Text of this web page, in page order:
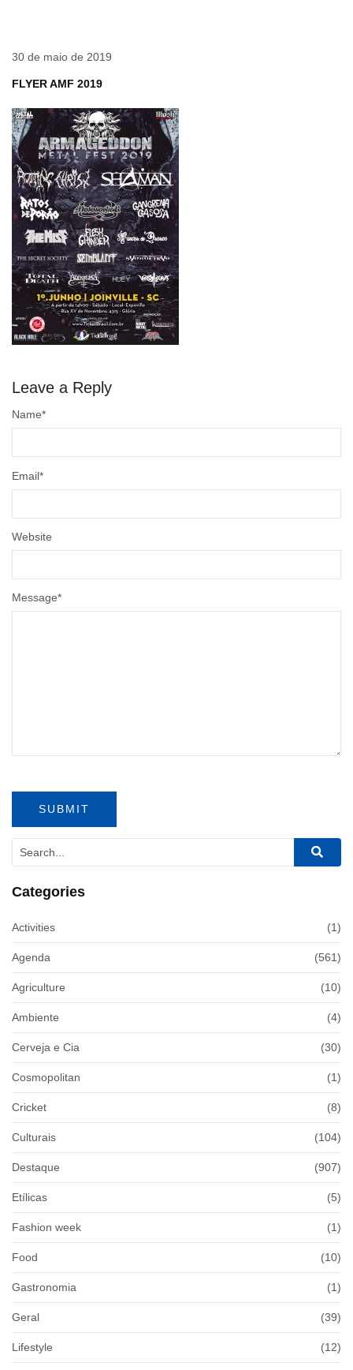
30 de maio de 2019
FLYER AMF 2019
Leave a Reply
Message*
Name*
Email*
Website
Categories
Activities (1)
Agenda (561)
Agriculture (10)
Ambiente (4)
Cerveja e Cia (30)
Cosmopolitan (1)
Cricket (8)
Culturais (104)
Destaque (907)
Etílicas (5)
Fashion week (1)
Food (10)
Gastronomia (1)
Geral (39)
Lifestyle (12)